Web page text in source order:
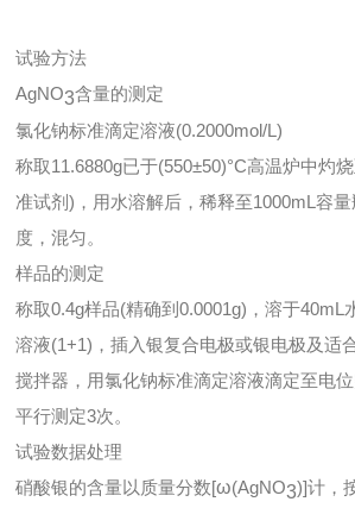
试验方法
AgNO3含量的测定
氯化钠标准滴定溶液(0.2000mol/L)
称取11.6880g已于(550±50)°C高温炉中灼
准试剂)，用水溶解后，稀释至1000mL容
度，混匀。
样品的测定
称取0.4g样品(精确到0.0001g)，溶于40mL
溶液(1+1)，插入银复合电极或银电极及适
搅拌器，用氯化钠标准滴定溶液滴定至电
平行测定3次。
试验数据处理
硝酸银的含量以质量分数[ω(AgNO3)]计，